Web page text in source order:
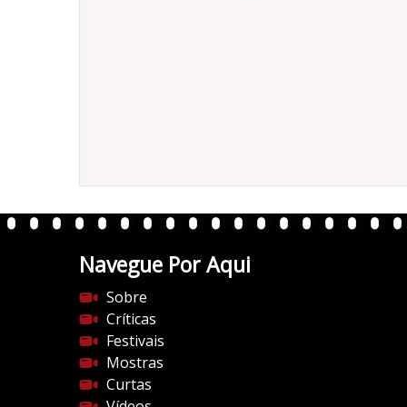
Navegue Por Aqui
Sobre
Críticas
Festivais
Mostras
Curtas